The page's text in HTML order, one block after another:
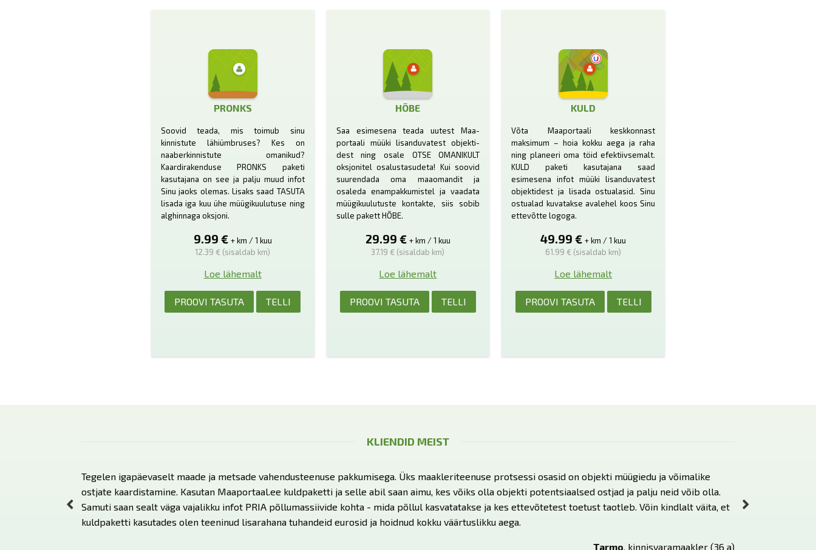
PRONKS
Soovid teada, mis toimub sinu
kinnistute lähiümbruses? Kes on
naaberkinnistute omanikud?
Kaardirakenduse PRONKS paketi
kasutajana on see ja palju muud infot
Sinu jaoks olemas. Lisaks saad TASUTA
lisada iga kuu ühe müügikuulutuse ning
alghinnaga oksjoni.
9.99 € + km / 1 kuu
12.39 € (sisaldab km)
Loe lähemalt
PROOVI TASUTA TELLI
HÕBE
Saa esimesena teada uutest Maa­
portaali müüki lisanduvatest objekti­
dest ning osale OTSE OMANIKULT
oksjonitel osalustasudeta! Kui soovid
suurendada oma maaomandit ja
osaleda enam­pakkumistel ja vaadata
müügi­kuulutuste kontakte, siis sobib
sulle pakett HÕBE.
29.99 € + km / 1 kuu
37.19 € (sisaldab km)
Loe lähemalt
PROOVI TASUTA TELLI
KULD
Võta Maaportaali keskkonnast
maksimum – hoia kokku aega ja raha
ning planeeri oma töid efektiivsemalt.
KULD paketi kasutajana saad
esimesena infot müüki lisanduvatest
objektidest ja lisada ostualasid. Sinu
ostualad kuvatakse avalehel koos Sinu
ettevõtte logoga.
49.99 €+ km / 1 kuu
61.99 € (sisaldab km)
Loe lähemalt
PROOVI TASUTA TELLI
KLIENDID MEIST
Lisaks saame
Tegelen igapäevaselt maade ja metsade vahendusteenuse pakkumisega. Üks maakleriteenuse protsessi osasid on objekti müügiedu ja võimalike
ostjate kaardistamine. Kasutan Maaportaal.ee kuldpaketti ja selle abil saan aimu, kes võiks olla objekti potentsiaalsed ostjad ja palju neid võib olla.
Samuti saan sealt väga vajalikku infot PRIA põllumassiivide kohta - mida põllul kasvatatakse ja kes ettevõtetest toetust taotleb. Võin kindlalt väita, et
kuldpaketti kasutades olen teeninud lisarahana tuhandeid eurosid ja hoidnud kokku väärtuslikku aega.
Tarmo , kinnisvaramaakler (36 a)
müügiinfo